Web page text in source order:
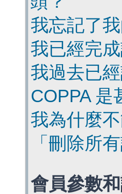
我忘記了我
我已經完
我過去已
COPPA 是
我為什麼
「刪除所
會員參數